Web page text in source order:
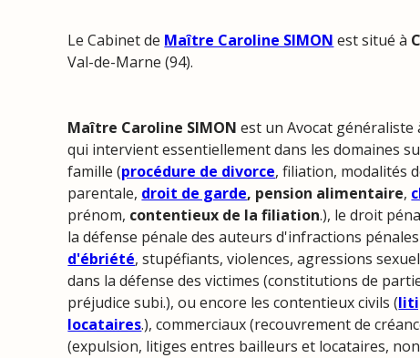
Le Cabinet de Maître Caroline SIMON est situé à
Val-de-Marne (94).
Maître Caroline SIMON est un Avocat
qui intervient essentiellement dans les domaines
famille (procédure de divorce, filiation, modalités
parentale, droit de garde, pension alimentaire,
prénom, contentieux de la filiation.), le droit
la défense pénale des auteurs d'infractions
d'ébriété, stupéfiants, violences, agressions
dans la défense des victimes (constitutions de
préjudice subi.), ou encore les contentieux civils (
locataires.), commerciaux (recouvrement de
(expulsion, litiges entres bailleurs et locataires,